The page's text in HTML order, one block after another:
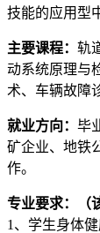
技能的应用型
主要课程： 轨
动系统原理与
术、车辆故障
就业方向： 毕
矿企业、地铁
作。
专业要求：（
1、学生身体